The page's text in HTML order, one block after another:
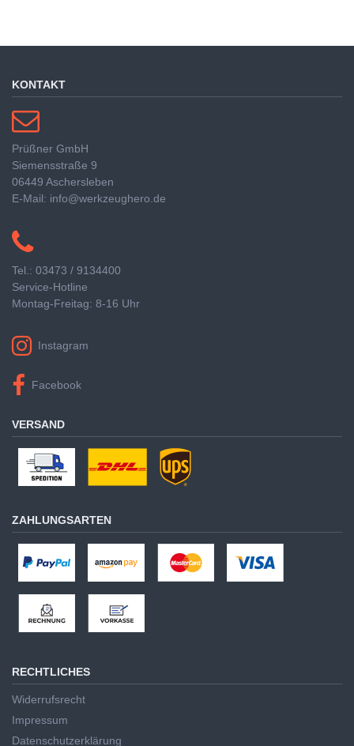
KONTAKT
Prüßner GmbH
Siemensstraße 9
06449 Aschersleben
E-Mail: info@werkzeughero.de
Tel.: 03473 / 9134400
Service-Hotline
Montag-Freitag: 8-16 Uhr
Instagram
Facebook
VERSAND
ZAHLUNGSARTEN
RECHTLICHES
Widerrufsrecht
Impressum
Datenschutzerklärung